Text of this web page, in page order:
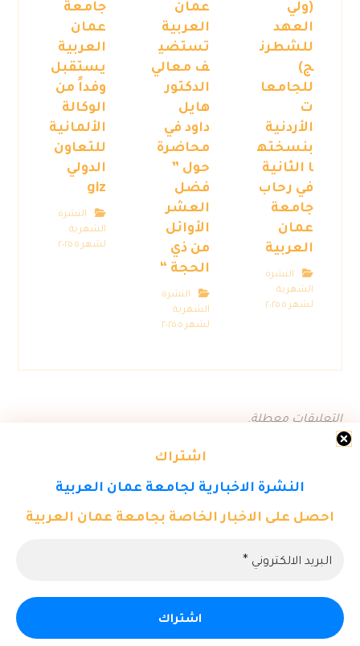
اشتراك
النشرة الاخبارية لجامعة عمان العربية
احصل على الاخبار الخاصة بجامعة عمان العربية
(ولي
العهد
للشطرن
ج)
للجامعا
ت
الأردنية
بنسخته
ا الثانية
في رحاب
جامعة
عمان
العربية
النشرة
الشهرية
لشهر ٥ ٢٠٢٥
عمان
العربية
تستضي
ف معالي
الدكتور
هايل
داود في
محاضرة
حول ”
فضل
العشر
الأوائل
من ذي
الحجة “
النشرة
الشهرية
لشهر ٥ ٢٠٢٥
جامعة
عمان
العربية
يستقبل
وفداً من
الوكالة
الألمانية
للتعاون
الدولي
giz
النشرة
الشهرية
لشهر ٥ ٢٠٢٥
التعليقات معطلة.
© حقوق النشر ٢٠٢٦. كل الحقوق محفوظة لمركز تكنولوجيا المعلومات -